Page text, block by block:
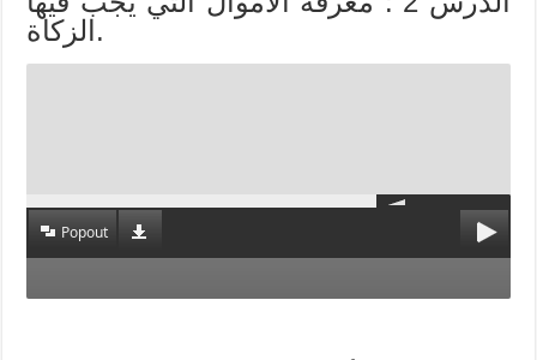
الزكاة.
Popout